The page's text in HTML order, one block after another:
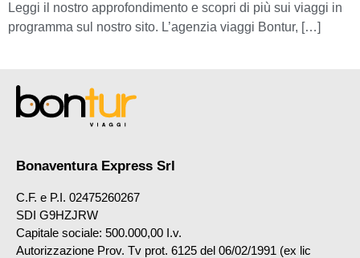
Leggi il nostro approfondimento e scopri di più sui viaggi in
programma sul nostro sito. L’agenzia viaggi Bontur, […]
Bonaventura Express Srl
C.F. e P.I. 02475260267
SDI G9HZJRW
Capitale sociale: 500.000,00 I.v.
Autorizzazione Prov. Tv prot. 6125 del 06/02/1991 (ex lic